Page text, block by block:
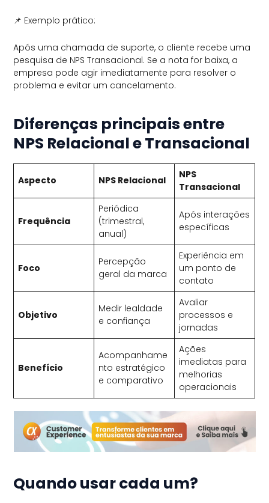
📌 Exemplo prático:
Após uma chamada de suporte, o cliente recebe uma
pesquisa de NPS Transacional. Se a nota for baixa, a
empresa pode agir imediatamente para resolver o
problema e evitar um cancelamento.
Diferenças principais entre
NPS Relacional e Transacional
Aspecto NPS Relacional
NPS
Transacional
Frequência
Periódica
(trimestral,
anual)
Após interações
específicas
Foco
Percepção
geral da marca
Experiência em
um ponto de
contato
Objetivo
Medir lealdade
e confiança
Avaliar
processos e
jornadas
Benefício
Acompanhame
nto estratégico
e comparativo
Ações
imediatas para
melhorias
operacionais
Quando usar cada um?